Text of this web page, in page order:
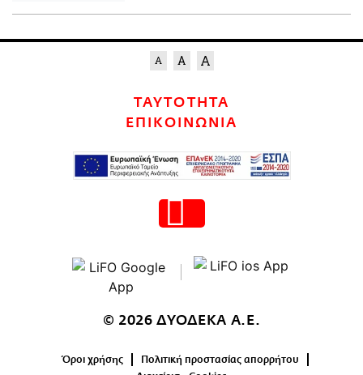
ΤΑΥΤΟΤΗΤΑ
ΕΠΙΚΟΙΝΩΝΙΑ
© 2026 ΔΥΟΔΕΚΑ Α.Ε.
Όροι χρήσης
Πολιτική προστασίας απορρήτου